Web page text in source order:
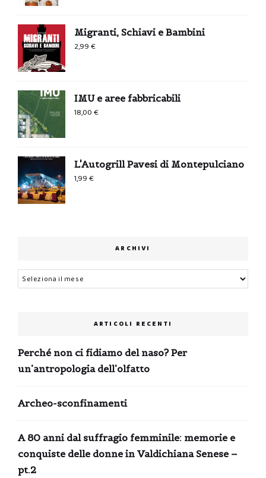
Migranti, Schiavi e Bambini
2,99€
IMU e aree fabbricabili
18,00€
L'Autogrill Pavesi di Montepulciano
1,99€
ARCHIVI
Archivi
ARTICOLI RECENTI
Perché non ci fidiamo del naso? Per
un’antropologia dell’olfatto
Archeo-sconfinamenti
A 80 anni dal suffragio femminile: memorie e
conquiste delle donne in Valdichiana Senese –
pt.2